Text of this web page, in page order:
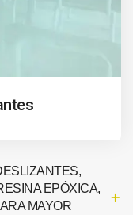
EPÓXICA,
MAYOR